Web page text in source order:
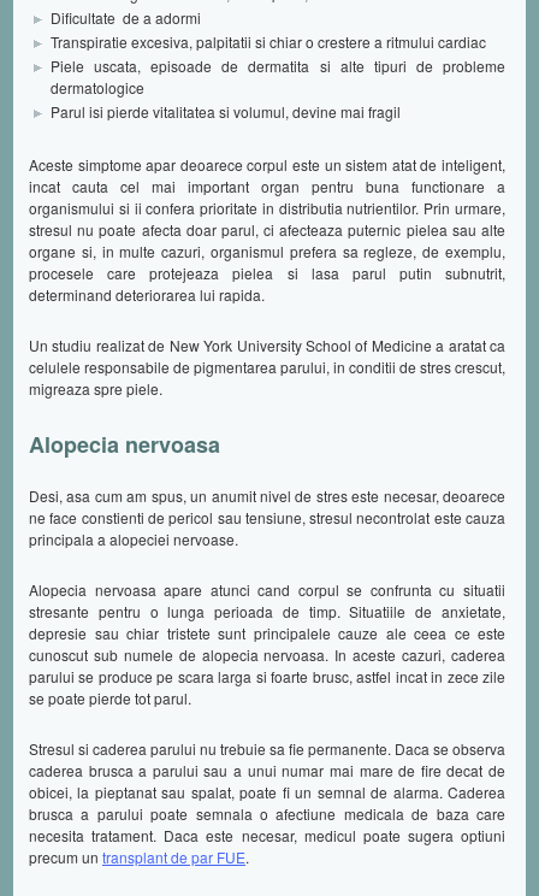
Dificultate de a adormi
Transpiratie excesiva, palpitatii si chiar o crestere a ritmului cardiac
Piele uscata, episoade de dermatita si alte tipuri de probleme
dermatologice
Parul isi pierde vitalitatea si volumul, devine mai fragil
Aceste simptome apar deoarece corpul este un sistem atat de inteligent,
incat cauta cel mai important organ pentru buna functionare a
organismului si ii confera prioritate in distributia nutrientilor. Prin urmare,
stresul nu poate afecta doar parul, ci afecteaza puternic pielea sau alte
organe si, in multe cazuri, organismul prefera sa regleze, de exemplu,
procesele care protejeaza pielea si lasa parul putin subnutrit,
determinand deteriorarea lui rapida.
Un studiu realizat de New York University School of Medicine a aratat ca
celulele responsabile de pigmentarea parului, in conditii de stres crescut,
migreaza spre piele.
Alopecia nervoasa
Desi, asa cum am spus, un anumit nivel de stres este necesar, deoarece
ne face constienti de pericol sau tensiune, stresul necontrolat este cauza
principala a alopeciei nervoase.
Alopecia nervoasa apare atunci cand corpul se confrunta cu situatii
stresante pentru o lunga perioada de timp. Situatiile de anxietate,
depresie sau chiar tristete sunt principalele cauze ale ceea ce este
cunoscut sub numele de alopecia nervoasa. In aceste cazuri, caderea
parului se produce pe scara larga si foarte brusc, astfel incat in zece zile
se poate pierde tot parul.
Stresul si caderea parului nu trebuie sa fie permanente. Daca se observa
caderea brusca a parului sau a unui numar mai mare de fire decat de
obicei, la pieptanat sau spalat, poate fi un semnal de alarma. Caderea
brusca a parului poate semnala o afectiune medicala de baza care
necesita tratament. Daca este necesar, medicul poate sugera optiuni
precum un transplant de par FUE.